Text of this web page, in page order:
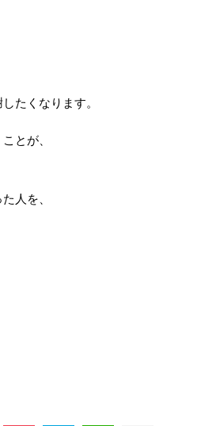
たくなります。
とが、
人を、